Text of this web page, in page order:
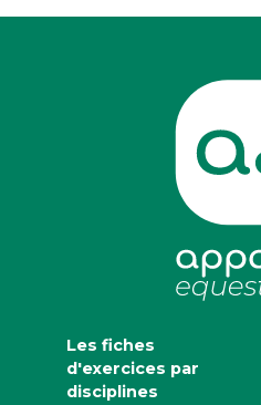
Les fiches
d'exercices par
disciplines